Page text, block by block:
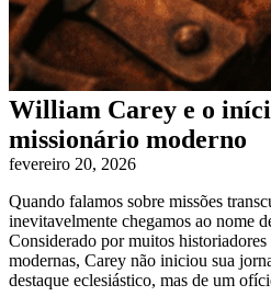
William Carey e o
missionário moderno
fevereiro 20, 2026
Quando falamos sobre missões
inevitavelmente chegamos ao nome
Considerado por muitos
modernas, Carey não iniciou sua
destaque eclesiástico, mas de um